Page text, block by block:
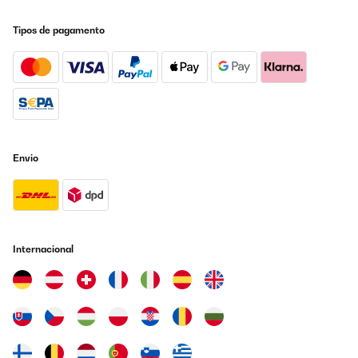
will have better quality compost for the plants to grow in.The
that will hide the air source heat pump.I am delighted with the
planters.
Amazon user
Traduzir
La forme m à plu. Je l ai acheté. Très bon produit mais attention
chez un autre vendeur sur Amazon , ce ruban était inclu dans le
Utilisateur d'Amazon
Tipos de pagamento
Envio
Internacional